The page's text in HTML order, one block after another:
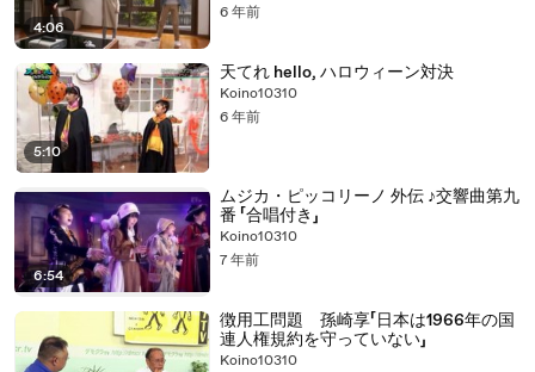
4:06
6 年前
5:10
天てれ hello, ハロウィーン対決
Koino10310
6 年前
6:54
ムジカ・ピッコリーノ 外伝 ♪交響曲第九
番 「合唱付き」
Koino10310
7 年前
徴用工問題 孫崎享「日本は1966年の国
連人権規約を守っていない」
Koino10310